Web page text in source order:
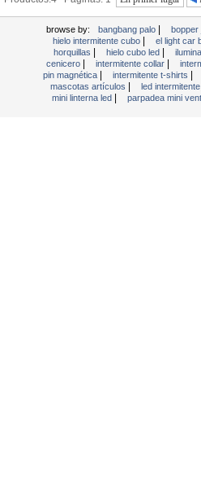
browse by: bangbang palo bopper
hielo intermitente cubo el light car
horquillas
hielo cubo led
cenicero
intermitente collar
pin magnética intermitente t-shirts
mascotas artículos
led
mini linterna led parpadea mini